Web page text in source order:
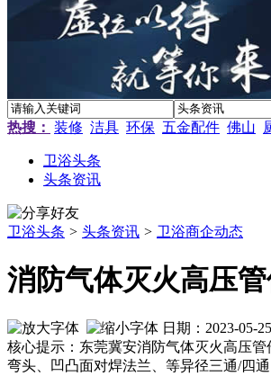
热搜： 装修 洁具 环保 五金配件 佛山
卫浴头条
头条资讯
卫浴头条 > 头条资讯 > 卫浴商企动态
消防气体灭火高压
日期：2023-05-
核心提示：东莞冀安消防气体灭火高压
弯头、凹凸面对焊法兰、等异径三通/四